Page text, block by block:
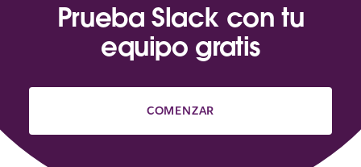
Prueba Slack con tu
equipo gratis
COMENZAR